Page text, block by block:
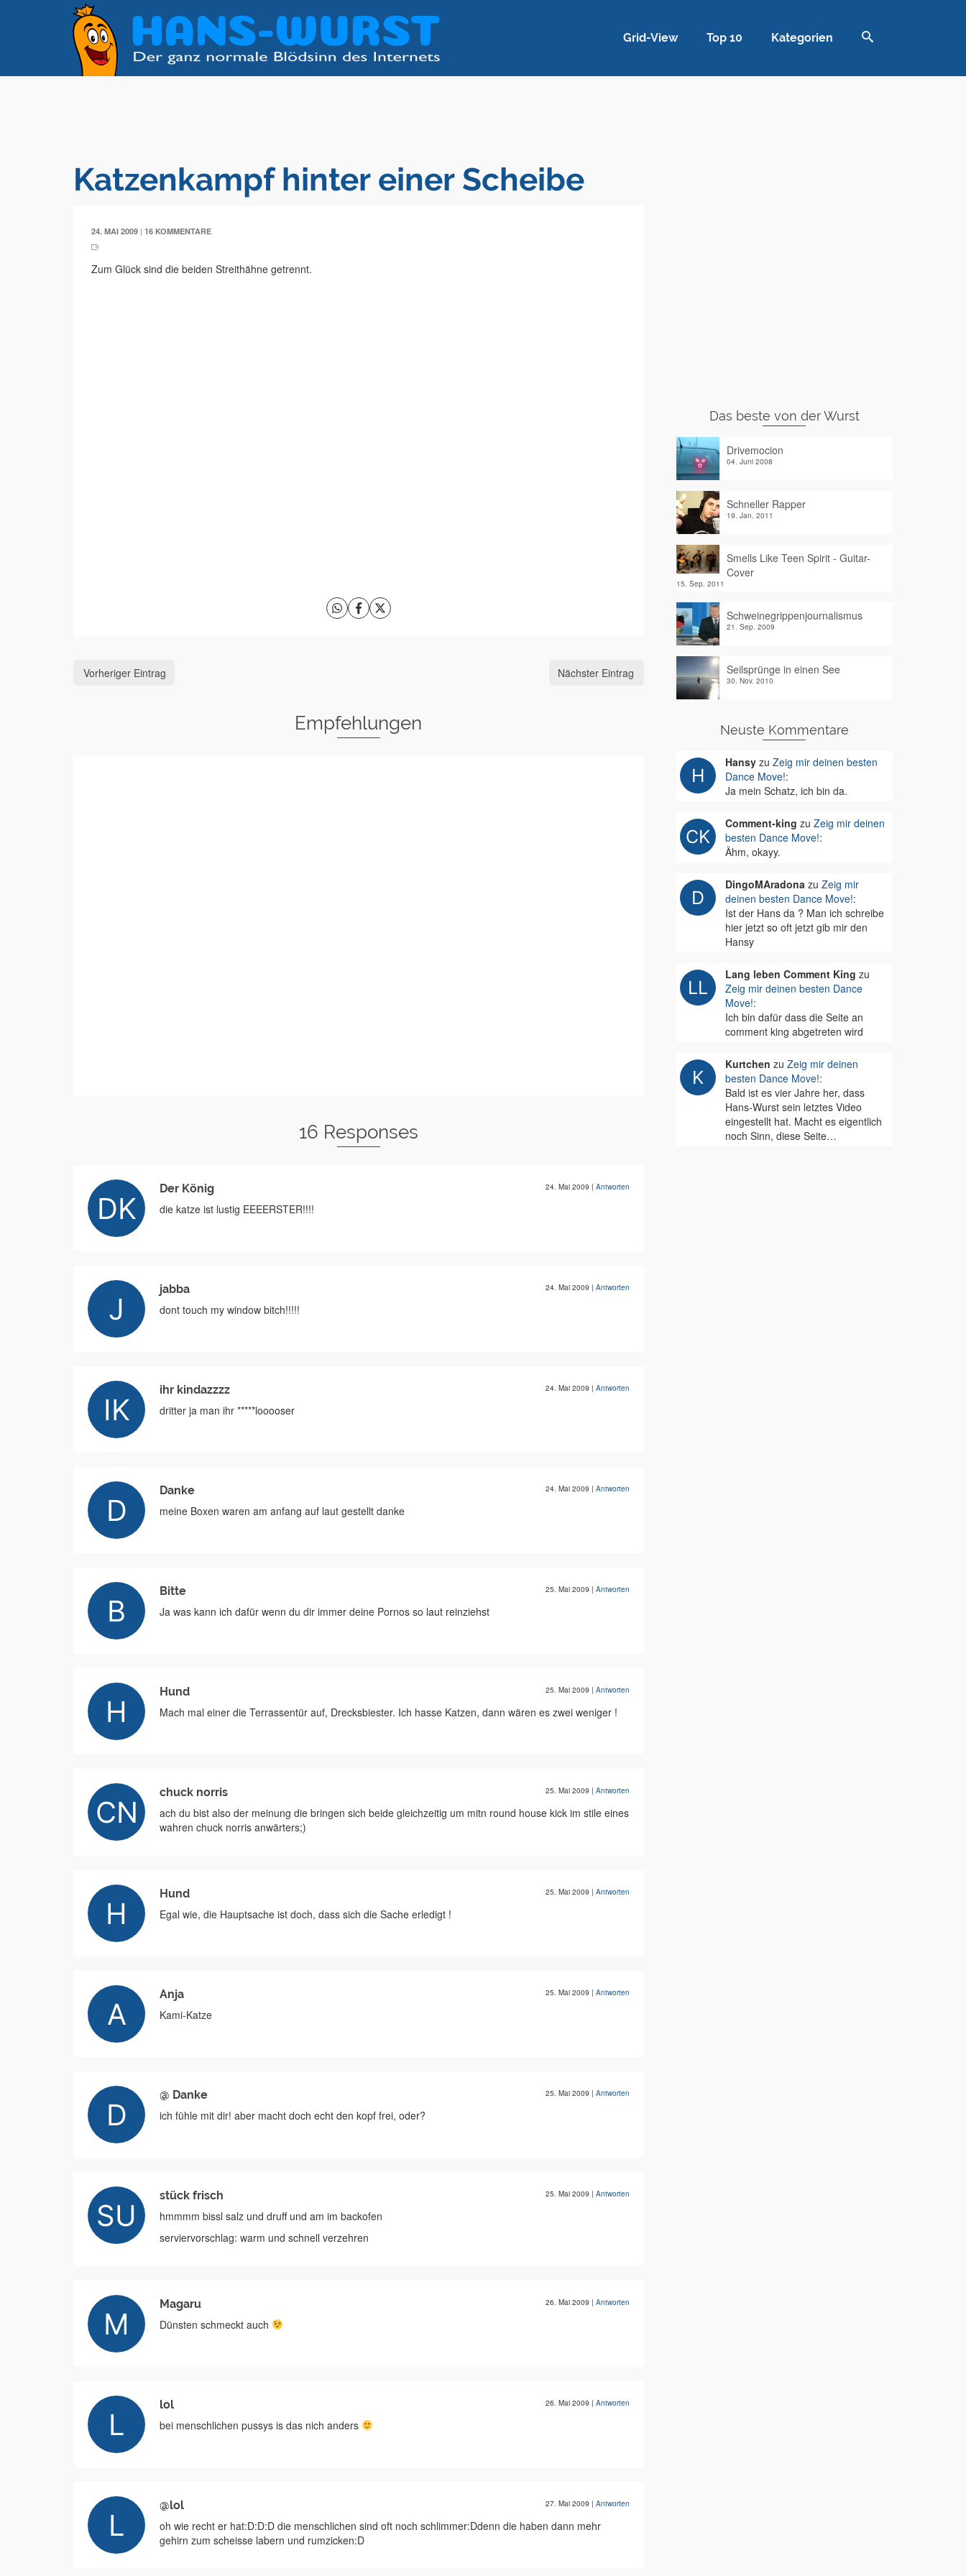
Grid-View Top 10 Kategorien
Katzenkampf hinter einer Scheibe
24. MAI 2009 | 16 KOMMENTARE
Zum Glück sind die beiden Streithähne getrennt.
Vorheriger Eintrag Nächster Eintrag
Empfehlungen
16 Responses
Der König 24. Mai 2009 | Antworten
die katze ist lustig EEEERSTER!!!!
jabba 24. Mai 2009 | Antworten
dont touch my window bitch!!!!!
ihr kindazzzz 24. Mai 2009 | Antworten
dritter ja man ihr *****looooser
Danke 24. Mai 2009 | Antworten
meine Boxen waren am anfang auf laut gestellt danke
Bitte 25. Mai 2009 | Antworten
Ja was kann ich dafür wenn du dir immer deine Pornos so laut reinziehst
Hund 25. Mai 2009 | Antworten
Mach mal einer die Terrassentür auf, Drecksbiester. Ich hasse Katzen, dann wären es zwei weniger !
chuck norris 25. Mai 2009 | Antworten
ach du bist also der meinung die bringen sich beide gleichzeitig um mitn round house kick im stile eines
wahren chuck norris anwärters;)
Hund 25. Mai 2009 | Antworten
Egal wie, die Hauptsache ist doch, dass sich die Sache erledigt !
Anja 25. Mai 2009 | Antworten
Kami-Katze
@ Danke 25. Mai 2009 | Antworten
ich fühle mit dir! aber macht doch echt den kopf frei, oder?
stück frisch 25. Mai 2009 | Antworten
hmmmm bissl salz und druff und am im backofen
serviervorschlag: warm und schnell verzehren
Magaru 26. Mai 2009 | Antworten
Dünsten schmeckt auch
lol 26. Mai 2009 | Antworten
bei menschlichen pussys is das nich anders
@lol 27. Mai 2009 | Antworten
oh wie recht er hat:D:D:D die menschlichen sind oft noch schlimmer:Ddenn die haben dann mehr
gehirn zum scheisse labern und rumzicken:D
Das beste von der Wurst
Drivemocion
04. Juni 2008
Schneller Rapper
19. Jan. 2011
Smells Like Teen Spirit - Guitar-
Cover
15. Sep. 2011
Schweinegrippenjournalismus
21. Sep. 2009
Seilsprünge in einen See
30. Nov. 2010
Neuste Kommentare
Hansyzu Zeig mir deinen besten
Dance Move!:
Ja mein Schatz, ich bin da.
Comment-king zu Zeig mir deinen
besten Dance Move!:
Ähm, okayy.
DingoMAradonazu Zeig mir
deinen besten Dance Move!:
Ist der Hans da ? Man ich schreibe
hier jetzt so oft jetzt gib mir den
Hansy
Lang leben Comment King zu
Zeig mir deinen besten Dance
Move!:
Ich bin dafür dass die Seite an
comment king abgetreten wird
Kurtchen zu Zeig mir deinen
besten Dance Move!:
Bald ist es vier Jahre her, dass
Hans-Wurst sein letztes Video
eingestellt hat. Macht es eigentlich
noch Sinn, diese Seite…